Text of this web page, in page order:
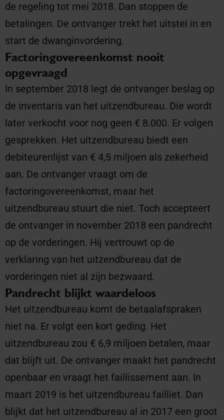
de regeling tot mei 2018. Dan stoppen de
betalingen. De ontvanger trekt het uitstel in en
start de dwanginvordering.
Factoringovereenkomst nooit
opgevraagd
In september 2018 legt de ontvanger beslag op
de inventaris van het uitzendbureau. Die wordt
later verkocht voor nog geen € 8.000. Er volgen
gesprekken. Het uitzendbureau biedt een
debiteurenlijst van € 4,5 miljoen als zekerheid
aan. De ontvanger vraagt om de
factoringovereenkomst, maar het
uitzendbureau stuurt die niet. Toch accepteert
de ontvanger in november 2018 een pandrecht
op de vorderingen. Hij vertrouwt op de
verklaring van het uitzendbureau dat de
vorderingen niet al zijn bezwaard.
Pandrecht blijkt waardeloos
Het uitzendbureau komt de betaalafspraken
niet na. Er volgt een kort geding. Het
uitzendbureau zou € 6,9 miljoen betalen, maar
dat blijft uit. De ontvanger maakt het pandrecht
openbaar en vraagt het faillissement aan. In
maart 2019 is het uitzendbureau failliet. Dan
blijkt dat het uitzendbureau al in 2017 een groot